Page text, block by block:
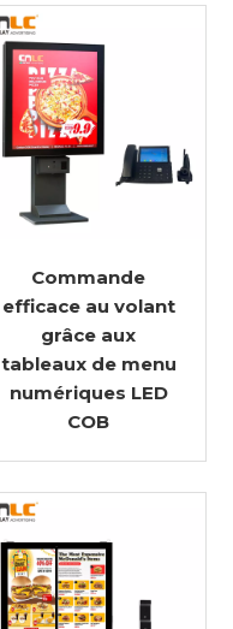
Commande
efficace au volant
grâce aux
tableaux de menu
numériques LED
COB